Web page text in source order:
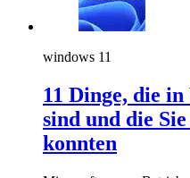
windows 11
11 Dinge, die
sind und die
konnten